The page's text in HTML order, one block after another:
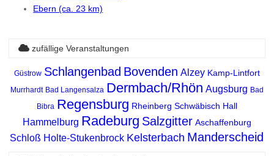
Ebern (ca. 23 km)
zufällige Veranstaltungen
Güstrow Schlangenbad Bovenden Alzey Kamp-Lintfort
Murrhardt Bad Langensalza Dermbach/Rhön Augsburg Bad
Bibra Regensburg Rheinberg Schwäbisch Hall
Hammelburg Radeburg Salzgitter Aschaffenburg
Schloß Holte-Stukenbrock Kelsterbach Manderscheid